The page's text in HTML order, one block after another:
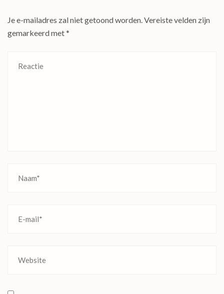
Je e-mailadres zal niet getoond worden.Vereiste velden zijn
gemarkeerd met*